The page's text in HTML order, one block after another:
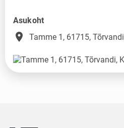
Asukoht
place Tamme 1, 61715,